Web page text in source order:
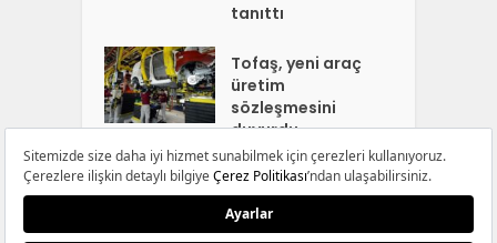
tanıttı
Tofaş, yeni araç
üretim
sözleşmesini
duyurdu